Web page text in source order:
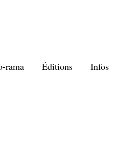
rama Éditions Infos